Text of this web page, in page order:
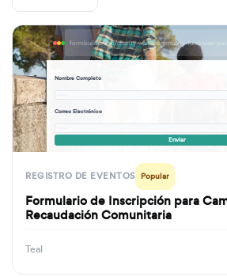
Nombre Completo
Correo Electrónico
Enviar
REGISTRO DE EVENTOS Popular
Formulario de Inscripción para
Recaudación Comunitaria
Teal